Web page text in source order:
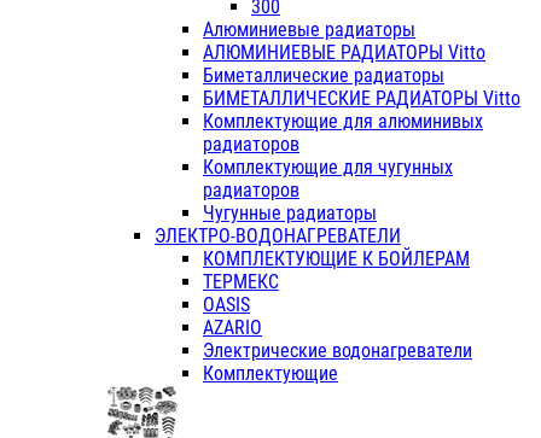
300
Алюминиевые радиаторы
АЛЮМИНИЕВЫЕ РАДИАТОРЫ Vitto
Биметаллические радиаторы
БИМЕТАЛЛИЧЕСКИЕ РАДИАТОРЫ Vitto
Комплектующие для алюминивых
радиаторов
Комплектующие для чугунных
радиаторов
Чугунные радиаторы
ЭЛЕКТРО-ВОДОНАГРЕВАТЕЛИ
КОМПЛЕКТУЮЩИЕ К БОЙЛЕРАМ
ТЕРМЕКС
OASIS
AZARIO
Электрические водонагреватели
Комплектующие